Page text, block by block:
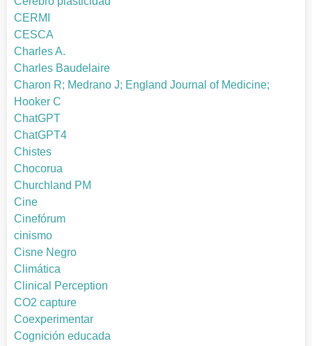
CERMI
CESCA
Charles A.
Charles Baudelaire
Charon R; Medrano J; England Journal of Medicine;
Hooker C
ChatGPT
ChatGPT4
Chistes
Chocorua
Churchland PM
Cine
Cinefórum
cinismo
Cisne Negro
Climática
Clinical Perception
CO2 capture
Coexperimentar
Cognición educada